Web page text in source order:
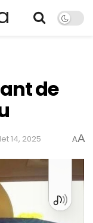
de
14, 2025 AA